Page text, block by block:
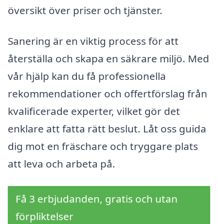
översikt över priser och tjänster.
Sanering är en viktig process för att
återställa och skapa en säkrare miljö. Med
vår hjälp kan du få professionella
rekommendationer och offertförslag från
kvalificerade experter, vilket gör det
enklare att fatta rätt beslut. Låt oss guida
dig mot en fräschare och tryggare plats
att leva och arbeta på.
Få 3 erbjudanden, gratis och utan
förpliktelser